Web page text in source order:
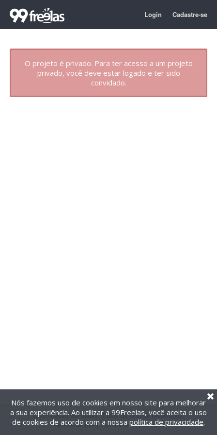
Login Cadastre-se
O projeto é privado. Para ter acesso a um projeto
privado, você deve estar logado e ter sido
convidado.
@2014-2026 99Freelas. Todos os direitos reservados.
Termos de uso| Política de privacidade
Nós fazemos uso de cookies em nosso site para melhorar
a sua experiência. Ao utilizar a 99Freelas, você aceita o uso
de cookies de acordo com a nossa política de privacidade.